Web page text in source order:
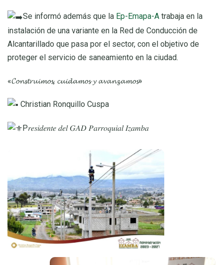
Se informó además que la Ep-Emapa-A trabaja en la
instalación de una variante en la Red de Conducción de
Alcantarillado que pasa por el sector, con el objetivo de
proteger el servicio de saneamiento en la ciudad.
«𝓒𝓸𝓷𝓼𝓽𝓻𝓾𝓲𝓶𝓸𝓼, 𝓬𝓾𝓲𝓭𝓪𝓶𝓸𝓼 𝔂 𝓪𝓿𝓪𝓷𝔃𝓪𝓶𝓸𝓼»
Christian Ronquillo Cuspa
P𝑟𝑒𝑠𝑖𝑑𝑒𝑛𝑡𝑒 𝑑𝑒𝑙 𝐺𝐴𝐷 𝑃𝑎𝑟𝑟𝑜𝑞𝑢𝑖𝑎𝑙 𝐼𝑧𝑎𝑚𝑏𝑎